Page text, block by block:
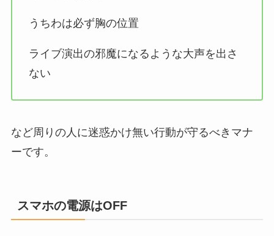
うちわは必ず胸の位置
ライブ演出の邪魔になるような大声を出さ
ない
など周りの人に迷惑かけ無い行動が守るべきマナ
ーです。
スマホの電源はOFF